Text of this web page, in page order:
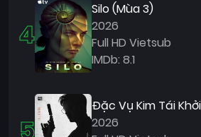
4
Silo (Mùa 3)
2026
Full HD Vietsub
IMDb: 8.1
Đặc Vụ Kim Tái
2026